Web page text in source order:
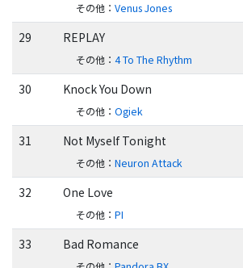
その他： Venus Jones
29 REPLAY
その他： 4 To The Rhythm
30 Knock You Down
その他： Ogiek
31 Not Myself Tonight
その他： Neuron Attack
32 One Love
その他： PI
33 Bad Romance